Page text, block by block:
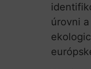
úrovni